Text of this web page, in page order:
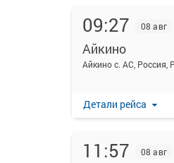
09:27 08 авг
Айкино
Детали рейса
11:57 08 авг